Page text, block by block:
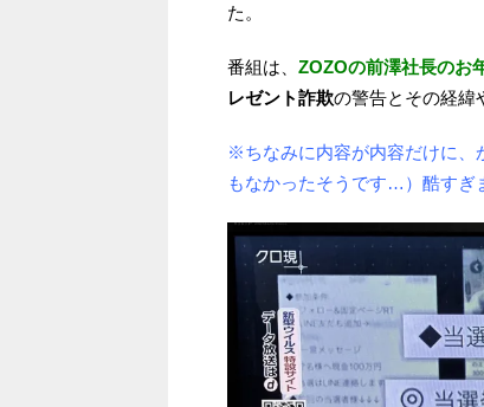
た。
番組は、 ZOZOの前澤社長のお
レゼント詐欺の警告とその経緯
※ちなみに内容が内容だけに、
もなかったそうです…）酷すぎ